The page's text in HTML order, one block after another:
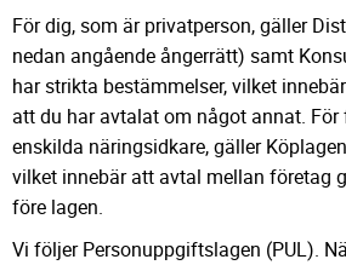
För dig, som är privatperson, gäller
nedan angående ångerrätt) samt
har strikta bestämmelser, vilket
att du har avtalat om något annat. För
enskilda näringsidkare, gäller
vilket innebär att avtal mellan företag
före lagen.
Vi följer Personuppgiftslagen (PUL).